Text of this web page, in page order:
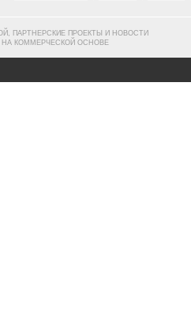
ПАРТНЕРСКИЕ ПРОЕКТЫ И НОВОСТИ
НА КОММЕРЧЕСКОЙ ОСНОВЕ